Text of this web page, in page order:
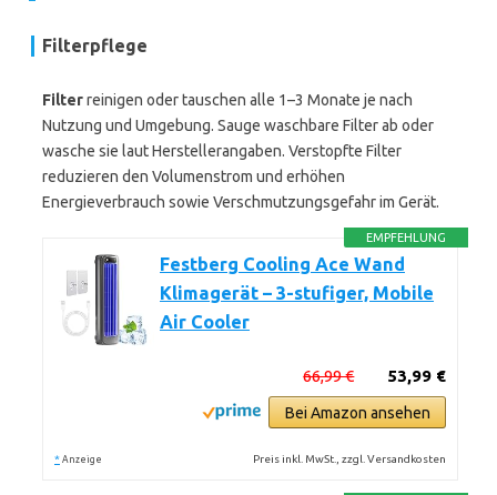
Filterpflege
Filterreinigen oder tauschen alle 1–3 Monate je nach
Nutzung und Umgebung. Sauge waschbare Filter ab oder
wasche sie laut Herstellerangaben. Verstopfte Filter
reduzieren den Volumenstrom und erhöhen
Energieverbrauch sowie Verschmutzungsgefahr im Gerät.
EMPFEHLUNG
Festberg Cooling Ace Wand
Klimagerät – 3-stufiger, Mobile
Air Cooler
53,99 €
66,99 €
Bei Amazon ansehen
* Anzeige Preis inkl. MwSt., zzgl. Versandkosten